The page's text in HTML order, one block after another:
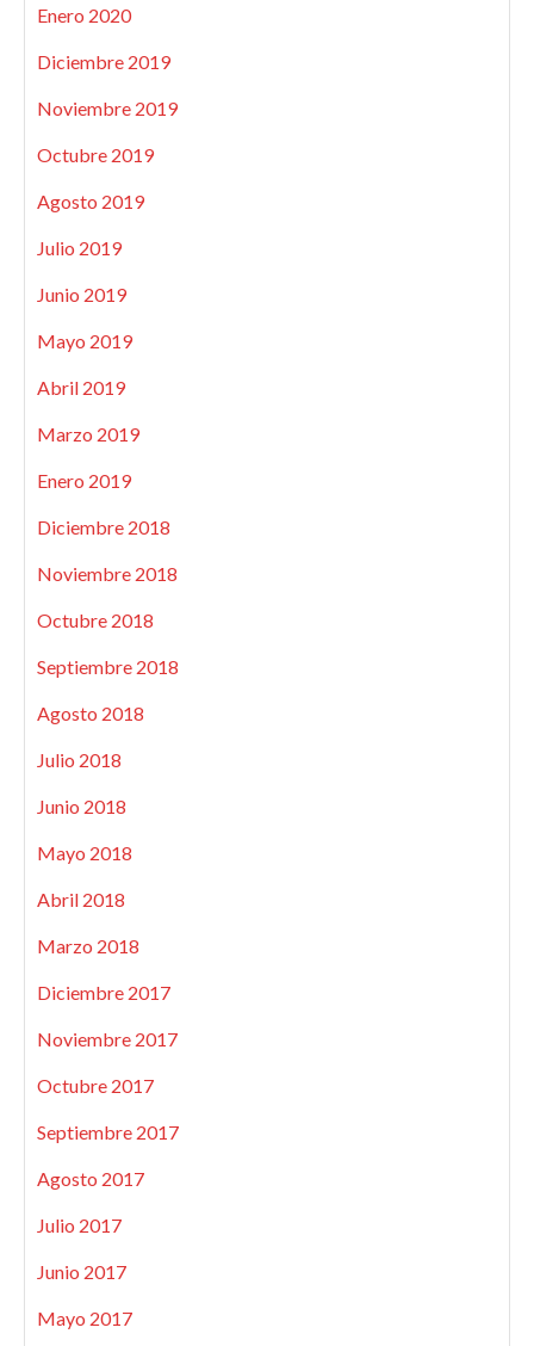
Enero 2020
Diciembre 2019
Noviembre 2019
Octubre 2019
Agosto 2019
Julio 2019
Junio 2019
Mayo 2019
Abril 2019
Marzo 2019
Enero 2019
Diciembre 2018
Noviembre 2018
Octubre 2018
Septiembre 2018
Agosto 2018
Julio 2018
Junio 2018
Mayo 2018
Abril 2018
Marzo 2018
Diciembre 2017
Noviembre 2017
Octubre 2017
Septiembre 2017
Agosto 2017
Julio 2017
Junio 2017
Mayo 2017